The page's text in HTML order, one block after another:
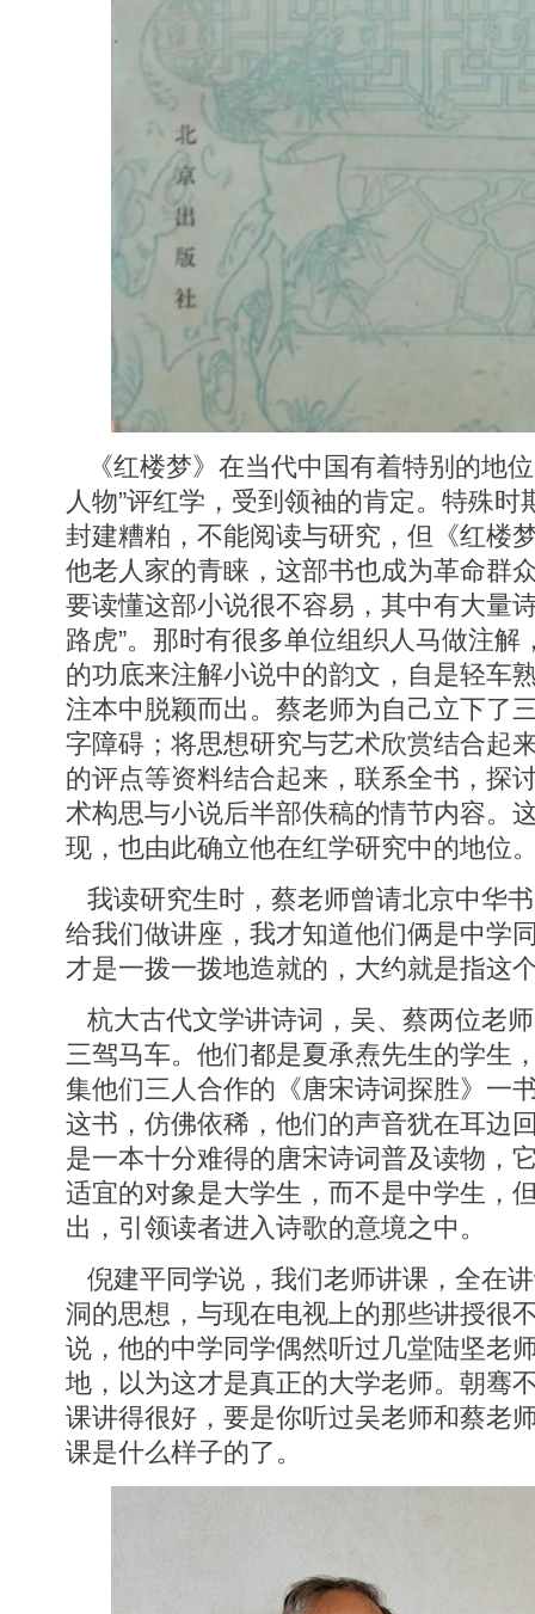
《红楼梦》在当代中国有着特别的地
人物”评红学，受到领袖的肯定。特殊
封建糟粕，不能阅读与研究，但《红楼
他老人家的青睐，这部书也成为革命群
要读懂这部小说很不容易，其中有大量
路虎”。那时有很多单位组织人马做注
的功底来注解小说中的韵文，自是轻车
注本中脱颖而出。蔡老师为自己立下了
字障碍；将思想研究与艺术欣赏结合起
的评点等资料结合起来，联系全书，探
术构思与小说后半部佚稿的情节内容。
现，也由此确立他在红学研究中的地位
我读研究生时，蔡老师曾请北京中华
给我们做讲座，我才知道他们俩是中学
才是一拨一拨地造就的，大约就是指这
杭大古代文学讲诗词，吴、蔡两位老
三驾马车。他们都是夏承焘先生的学生
集他们三人合作的《唐宋诗词探胜》一
这书，仿佛依稀，他们的声音犹在耳边
是一本十分难得的唐宋诗词普及读物，
适宜的对象是大学生，而不是中学生，
出，引领读者进入诗歌的意境之中。
倪建平同学说，我们老师讲课，全在
洞的思想，与现在电视上的那些讲授很
说，他的中学同学偶然听过几堂陆坚老
地，以为这才是真正的大学老师。朝骞
课讲得很好，要是你听过吴老师和蔡老
课是什么样子的了。